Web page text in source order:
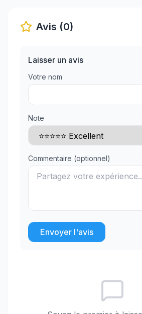
Avis (0)
Laisser un avis
Votre nom
Note
Commentaire (optionnel)
Envoyer l'avis